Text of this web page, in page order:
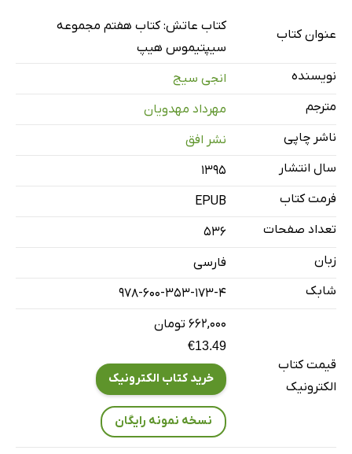
3: گودال‌های آب
4: مهاجرت
7: ردپاهای اشتباه
8: کلبه‌ی نگهبان
9: سه‌قلوها
12: اتاق قلب
13: خوشامد‌گویی
16: گم‌شده
17: سقوط
عنوان کتاب
کتاب عاتش: کتاب هفتم مجموعه
سیپتیموس هیپ
نویسنده
انجی سیج
مترجم
مهرداد مهدویان
ناشر چاپی
نشر افق
سال انتشار
۱۳۹۵
فرمت کتاب
EPUB
تعداد صفحات
536
زبان
فارسی
شابک
978-600-353-173-4
قیمت کتاب
الکترونیک
۶۶۲,۰۰۰ تومان
€13.49
خرید کتاب الکترونیک
نسخه نمونه رایگان